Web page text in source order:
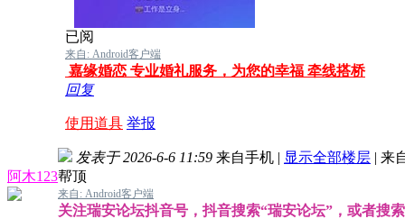
已阅
来自: Android客户端
嘉缘婚恋 专业婚礼服务，为您的幸福 牵线搭桥
回复
使用道具 举报
阿木123
发表于 2026-6-6 11:59 来自手机 | 显示全部楼层 | 来
帮顶
来自: Android客户端
关注瑞安论坛抖音号，抖音搜索“瑞安论坛”，或者搜